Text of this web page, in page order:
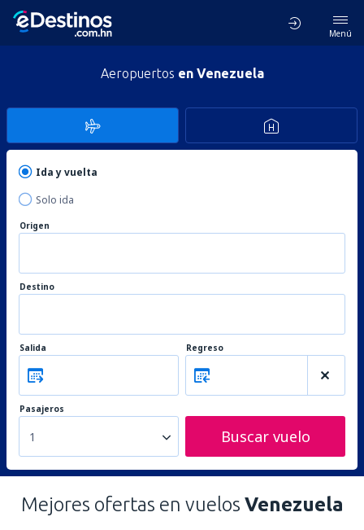
Menú
Aeropuertos en Venezuela
Ida y vuelta
Solo ida
Origen
Destino
Salida Regreso
Pasajeros
1 Buscar vuelo
Mejores ofertas en vuelos Venezuela